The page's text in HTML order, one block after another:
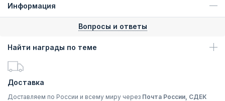
Информация
Вопросы и ответы
Найти награды по теме
Доставка
Доставляем по России и всему миру через Почта России, СДЕК